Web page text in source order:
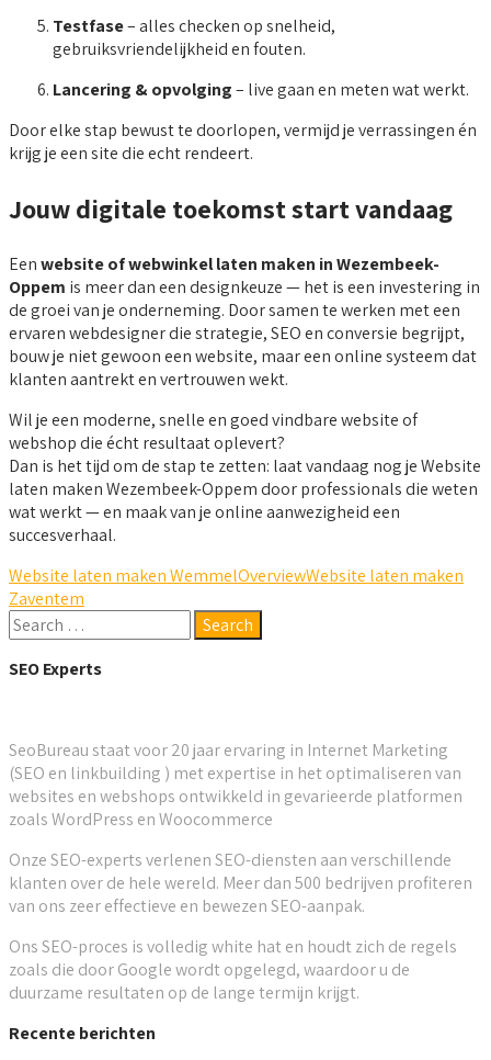
Testfase– alles checken op snelheid,
gebruiksvriendelijkheid en fouten.
Lancering & opvolging– live gaan en meten wat werkt.
Door elke stap bewust te doorlopen, vermijd je verrassingen én
krijg je een site die echt rendeert.
Jouw digitale toekomst start vandaag
Eenwebsite of webwinkel laten maken in Wezembeek-
Oppem is meer dan een designkeuze — het is een investering in
de groei van je onderneming. Door samen te werken met een
ervaren webdesigner die strategie, SEO en conversie begrijpt,
bouw je niet gewoon een website, maar een online systeem dat
klanten aantrekt en vertrouwen wekt.
Wil je een moderne, snelle en goed vindbare website of
webshop die écht resultaat oplevert?
Dan is het tijd om de stap te zetten: laat vandaag nog je Website
laten maken Wezembeek-Oppem door professionals die weten
wat werkt — en maak van je online aanwezigheid een
succesverhaal.
Website laten maken WemmelOverviewWebsite laten maken
Zaventem
SEO Experts
SeoBureau staat voor 20 jaar ervaring in Internet Marketing
(SEO en linkbuilding ) met expertise in het optimaliseren van
websites en webshops ontwikkeld in gevarieerde platformen
zoals WordPress en Woocommerce
Onze SEO-experts verlenen SEO-diensten aan verschillende
klanten over de hele wereld. Meer dan 500 bedrijven profiteren
van ons zeer effectieve en bewezen SEO-aanpak.
Ons SEO-proces is volledig white hat en houdt zich de regels
zoals die door Google wordt opgelegd, waardoor u de
duurzame resultaten op de lange termijn krijgt.
Recente berichten